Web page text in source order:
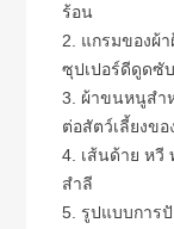
ร้อน
2. แกรมของผ้า
ซุปเปอร์ดีดูดซับ
3. ผ้าขนหนูสำ
ต่อสัตว์เลี้ยงข
4. เส้นด้าย หวี
สำลี
5. รูปแบบการ